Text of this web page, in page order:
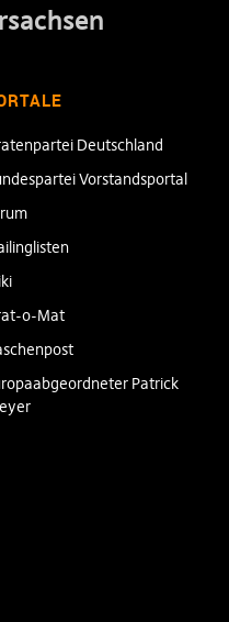
Deutschland
Vorstandsportal
o-Mat
Patrick